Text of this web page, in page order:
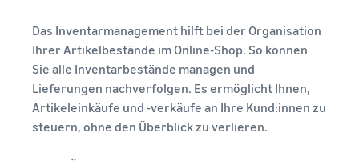
Markenstart bei Amazon
Kanäle
Nutzen Sie FBA-Bestand für
Verkäufe über andere
Kanäle
Verkaufen Sie
Produkte, erreichen Sie
App Store
Verkaufspartner
Entdecken Sie von Amazon
zugelassene Software-
Partner zur
Automatisierung und
Einnahmenrechner
Gebühren und Kosten für
ein Produkt berechnen für
E-Commerce-Leitfaden
Herausforderungen, Tipps
und Strategien für
nachhaltigen Erfolg im E-
Commerce
Das Inventarmanagement hilft bei der Organisation
Ihrer Artikelbestände im Online-Shop. So können
Sie alle Inventarbestände managen und
Lieferungen nachverfolgen. Es ermöglicht Ihnen,
Artikeleinkäufe und -verkäufe an Ihre Kund:innen zu
steuern, ohne den Überblick zu verlieren.